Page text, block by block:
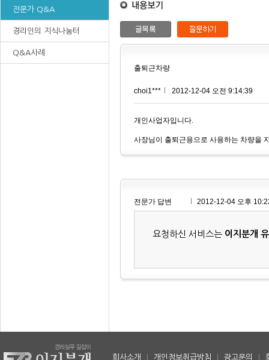
전문가 Q&A
경리인의 지식나눔터
Q&A사례
출퇴근차량
choi1*** 2012-12-04 오전 9:14:39
개인사업자입니다.
사장님이 출퇴근용으로 사용하는 차량을
전문가 답변 2012-12-04 오후
요청하신 서비스는 이지분개
회사소개 개인정보취급방침 광고문의